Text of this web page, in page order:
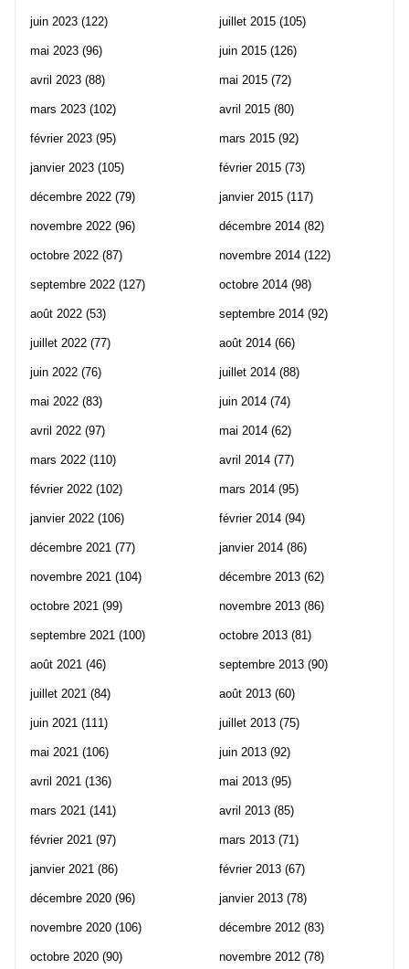
juin 2023 (122)
mai 2023 (96)
avril 2023 (88)
mars 2023 (102)
février 2023 (95)
janvier 2023 (105)
décembre 2022 (79)
novembre 2022 (96)
octobre 2022 (87)
septembre 2022 (127)
août 2022 (53)
juillet 2022 (77)
juin 2022 (76)
mai 2022 (83)
avril 2022 (97)
mars 2022 (110)
février 2022 (102)
janvier 2022 (106)
décembre 2021 (77)
novembre 2021 (104)
octobre 2021 (99)
septembre 2021 (100)
août 2021 (46)
juillet 2021 (84)
juin 2021 (111)
mai 2021 (106)
avril 2021 (136)
mars 2021 (141)
février 2021 (97)
janvier 2021 (86)
décembre 2020 (96)
novembre 2020 (106)
octobre 2020 (90)
juillet 2015 (105)
juin 2015 (126)
mai 2015 (72)
avril 2015 (80)
mars 2015 (92)
février 2015 (73)
janvier 2015 (117)
décembre 2014 (82)
novembre 2014 (122)
octobre 2014 (98)
septembre 2014 (92)
août 2014 (66)
juillet 2014 (88)
juin 2014 (74)
mai 2014 (62)
avril 2014 (77)
mars 2014 (95)
février 2014 (94)
janvier 2014 (86)
décembre 2013 (62)
novembre 2013 (86)
octobre 2013 (81)
septembre 2013 (90)
août 2013 (60)
juillet 2013 (75)
juin 2013 (92)
mai 2013 (95)
avril 2013 (85)
mars 2013 (71)
février 2013 (67)
janvier 2013 (78)
décembre 2012 (83)
novembre 2012 (78)